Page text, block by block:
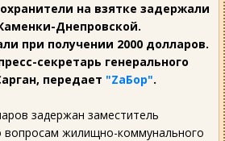
на взятке задержали
Днепровской.
при получении 2000 долларов.
секретарь генерального
передает "ZаБор".
задержан заместитель
вопросам жилищно-коммунального